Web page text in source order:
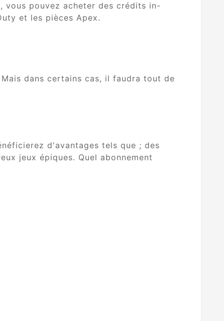
pouvez acheter des crédits in-
et les pièces Apex.
dans certains cas, il faudra tout de
d'avantages tels que ; des
jeux épiques. Quel abonnement